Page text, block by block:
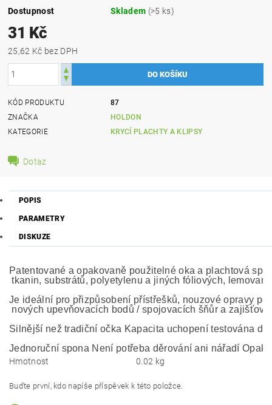
Dostupnost Skladem (>5 ks)
31 Kč
25,62 Kč bez DPH
KÓD PRODUKTU
87
ZNAČKA
HOLDON
KATEGORIE
KRYCÍ PLACHTY A KLIPSY
Dotaz
POPIS
PARAMETRY
DISKUZE
Patentované a opakovaně použitelné oka a plachtová
tkanin, substrátů, polyetylenu a jiných fóliových,
Je ideální pro přizpůsobení přístřešků, nouzové opravy
nových upevňovacích bodů / spojovacích šňůr a
Silnější než tradiční očka Kapacita uchopení testována do
Jednoruční spona Není potřeba děrování ani nářadí
Hmotnost 0.02 kg
Buďte první, kdo napíše příspěvek k této položce.